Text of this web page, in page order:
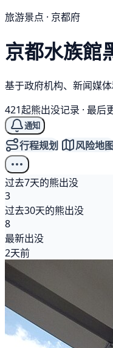
旅游景点 · 京都府
京都水族館
基于政府机构、新闻媒
421起熊出没记录 · 最后
通知
行程规划 风险地
过去7天的熊出没
3
过去30天的熊出没
8
最新出没
2天前